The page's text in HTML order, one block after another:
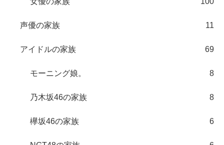
声優の家族 11
アイドルの家族 69
モーニング娘。 8
乃木坂46の家族 8
欅坂46の家族 6